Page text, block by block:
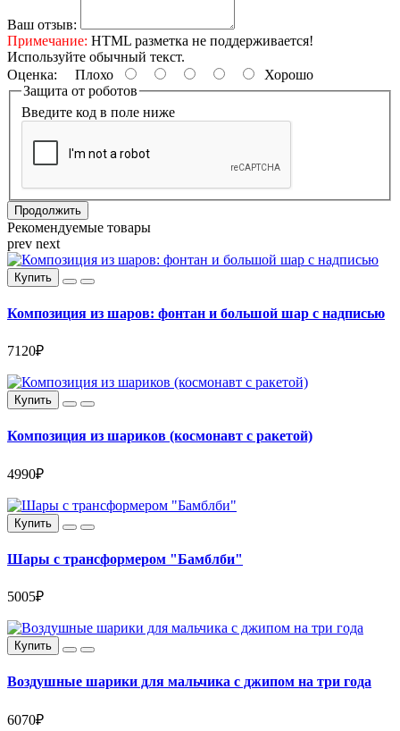
Ваш отзыв:
Примечание: HTML разметка не поддерживается!
Используйте обычный текст.
Оценка: Плохо
Хорошо
Защита от роботов
Введите код в поле ниже
Продолжить
Рекомендуемые товары
prev next
Купить
Композиция из шаров: фонтан и большой шар с надписью
7120₽
Купить
Композиция из шариков (космонавт с ракетой)
4990₽
Купить
Шары с трансформером "Бамблби"
5005₽
Купить
Воздушные шарики для мальчика с джипом на три года
6070₽